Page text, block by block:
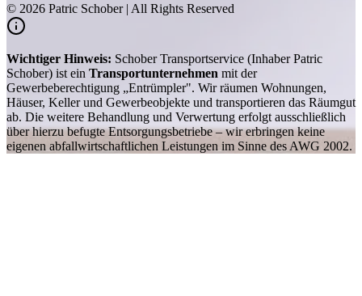
© 2026 Patric Schober | All Rights Reserved
Wichtiger Hinweis: Schober Transportservice (Inhaber Patric
Schober) ist ein Transportunternehmen mit der
Gewerbeberechtigung „Entrümpler". Wir räumen Wohnungen,
Häuser, Keller und Gewerbeobjekte und transportieren das Räumgut
ab. Die weitere Behandlung und Verwertung erfolgt ausschließlich
über hierzu befugte Entsorgungsbetriebe – wir erbringen keine
eigenen abfallwirtschaftlichen Leistungen im Sinne des AWG 2002.